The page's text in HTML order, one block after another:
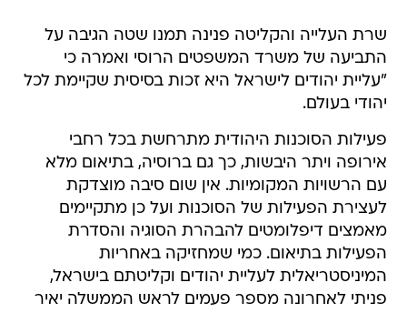
שרת העלייה והקליטה פנינה תמנו שטה הגיבה על
התביעה של משרד המשפטים הרוסי ואמרה כי
"עליית יהודים לישראל היא זכות בסיסית שקיימת לכל
יהודי בעולם.
פעילות הסוכנות היהודית מתרחשת בכל רחבי
אירופה ויתר היבשות, כך גם ברוסיה, בתיאום מלא
עם הרשויות המקומיות. אין שום סיבה מוצדקת
לעצירת הפעילות של הסוכנות ועל כן מתקיימים
מאמצים דיפלומטים להבהרת הסוגיה והסדרת
הפעילות בתיאום. כמי שמחזיקה באחריות
המיניסטריאלית לעליית יהודים וקליטתם בישראל,
פניתי לאחרונה מספר פעמים לראש הממשלה יאיר